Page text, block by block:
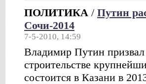
ПОЛИТИКА / Путин
Сочи-2014
7-5-2010, 14:59
Владимир Путин призвал
строительстве
состоится в Казани в